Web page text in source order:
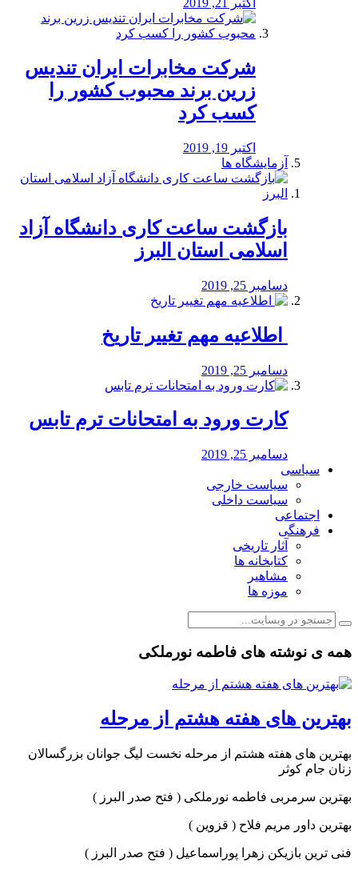
اکتبر 21, 2019
شرکت مخابرات ایران تندیس
زرین برند محبوب کشور را
کسب کرد
اکتبر 19, 2019
آزمایشگاه ها
بازگشت ساعت کاری دانشگاه آزاد
اسلامی استان البرز
دسامبر 25, 2019
️ اطلاعیه مهم تغییر تاریخ
دسامبر 25, 2019
کارت ورود به امتحانات ترم تابس
دسامبر 25, 2019
سیاسی
سیاست خارجی
سیاست داخلی
اجتماعی
فرهنگی
آثار تاریخی
کتابخانه ها
مشاهیر
موزه ها
همه ی نوشته های فاطمه نورملکی
بهترین های هفته هشتم از مرحله
بهترین های هفته هشتم از مرحله نخست لیگ جوانان بزرگسالان
زنان جام کوثر
بهترین سرمربی فاطمه نورملکی ( فتح صدر البرز )
بهترین داور مریم فلاح ( قزوین )
فنی ترین بازیکن زهرا پوراسماعیل ( فتح صدر البرز )